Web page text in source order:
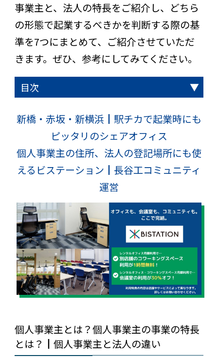
事業主と、法人の特長をご紹介し、どちら
の形態で起業するべきかを判断する際の基
準を7つにまとめて、ご紹介させていただ
きます。ぜひ、参考にしてみてください。
目次
は？┃個人事業主と法人の違い
法人の違い
ボイスの面ではどう違う？
7つの判断基準
（toB）の事業か、消費者相手（toC）のどち
らを対象にした事業か？
金調達を行いたいか否か
的に採用したい場合
を自由に変更したい場合
を簡便にしたい場合
上や利益などが見込める場合
事業を行いたい場合
新橋・赤坂・新横浜┃駅チカで起業時にも
ピッタリのシェアオフィス
個人事業主の住所、法人の登記場所にも使
えるビステーション┃長谷工コミュニティ
運営
個人事業主とは？個人事業主の事業の特長
とは？┃個人事業主と法人の違い